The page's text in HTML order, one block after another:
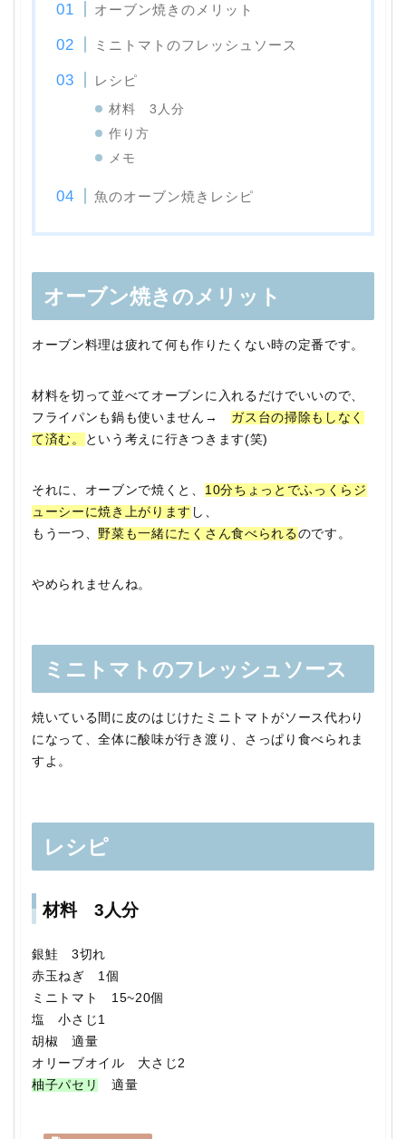
オーブン焼きのメリット
ミニトマトのフレッシュソース
レシピ
材料 3人分
作り方
メモ
魚のオーブン焼きレシピ
オーブン焼きのメリット
オーブン料理は疲れて何も作りたくない時の定番です。
材料を切って並べてオーブンに入れるだけでいいので、
フライパンも鍋も使いません→ ガス台の掃除もしなく
て済む。
という考えに行きつきます(笑)
それに、オーブンで焼くと、 10分ちょっとでふっくらジ
ューシーに焼き上がります し、
もう一つ、 野菜も一緒にたくさん食べられるのです。
やめられませんね。
ミニトマトのフレッシュソース
焼いている間に皮のはじけたミニトマトがソース代わり
になって、全体に酸味が行き渡り、さっぱり食べられま
すよ。
レシピ
材料 3人分
銀鮭 3切れ
赤玉ねぎ 1個
ミニトマト 15~20個
塩 小さじ1
胡椒 適量
オリーブオイル 大さじ2
柚子パセリ
適量